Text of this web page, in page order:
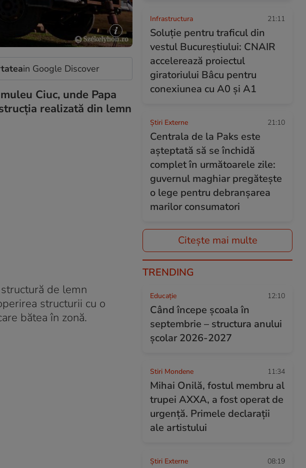
in Google Discover
Ciuc, unde Papa
realizată din lemn
de lemn
structurii cu o
bătea în zonă.
Infrastructura 21:11
Soluție pentru traficul din
vestul Bucureștiului: CNAIR
accelerează proiectul
giratoriului Bâcu pentru
conexiunea cu A0 și A1
Știri Externe 21:10
Centrala de la Paks este
așteptată să se închidă
complet în următoarele zile:
guvernul maghiar pregătește
o lege pentru debranșarea
marilor consumatori
Citește mai multe
TRENDING
Educație 12:10
Când începe şcoala în
septembrie – structura anului
şcolar 2026-2027
Stiri Mondene 11:34
Mihai Onilă, fostul membru al
trupei AXXA, a fost operat de
urgență. Primele declarații
ale artistului
Știri Externe 08:19